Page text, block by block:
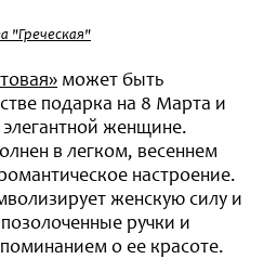
"Греческая"
может быть
подарка на 8 Марта и
женщине.
в легком, весеннем
настроение.
женскую силу и
ручки и
о ее красоте.